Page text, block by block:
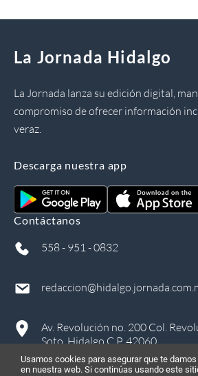
La Jornada Hidalgo
La Jornada lanza su edición digital,
compromiso de ofrecer información
veraz.
Descarga nuestra app
Contáctanos
558 - 951 - 0832
Av. Revolución no. 200 Col.
Soto, Hidalgo C.P. 42060
Usamos cookies para asegurar que te
en nuestra web. Si continúas usando este